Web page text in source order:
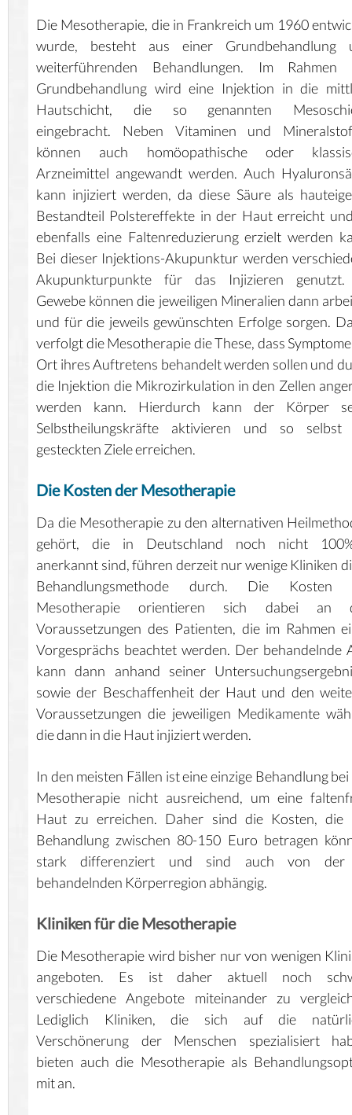
Die Mesotherapie, die in Frankreich um 1960
wurde, besteht aus einer Grundbehandlung
weiterführenden Behandlungen. Im Rahmen
Grundbehandlung wird eine Injektion in die
Hautschicht, die so genannten
eingebracht. Neben Vitaminen und
können auch homöopathische oder
Arzneimittel angewandt werden. Auch
kann injiziert werden, da diese Säure als
Bestandteil Polstereffekte in der Haut erreicht
ebenfalls eine Faltenreduzierung erzielt werden
Bei dieser Injektions-Akupunktur werden
Akupunkturpunkte für das Injizieren
Gewebe können die jeweiligen Mineralien dann
und für die jeweils gewünschten Erfolge sorgen.
verfolgt die Mesotherapie die These, dass
Ort ihres Auftretens behandelt werden sollen und
die Injektion die Mikrozirkulation in den Zellen
werden kann. Hierdurch kann der Körper
Selbstheilungskräfte aktivieren und so selbst
gesteckten Ziele erreichen.
Die Kosten der Mesotherapie
Da die Mesotherapie zu den alternativen
gehört, die in Deutschland noch nicht
anerkannt sind, führen derzeit nur wenige Kliniken
Behandlungsmethode durch. Die Kosten
Mesotherapie orientieren sich dabei an
Voraussetzungen des Patienten, die im Rahmen
Vorgesprächs beachtet werden. Der behandelnde
kann dann anhand seiner
sowie der Beschaffenheit der Haut und den
Voraussetzungen die jeweiligen Medikamente
die dann in die Haut injiziert werden.
In den meisten Fällen ist eine einzige Behandlung
Mesotherapie nicht ausreichend, um eine
Haut zu erreichen. Daher sind die Kosten, die
Behandlung zwischen 80-150 Euro betragen
stark differenziert und sind auch von
behandelnden Körperregion abhängig.
Kliniken für die Mesotherapie
Die Mesotherapie wird bisher nur von wenigen
angeboten. Es ist daher aktuell noch
verschiedene Angebote miteinander zu
Lediglich Kliniken, die sich auf die
Verschönerung der Menschen spezialisiert
bieten auch die Mesotherapie als
mit an.